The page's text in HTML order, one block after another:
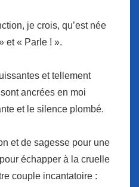
je crois, qu’est née
et « Parle ! ».
et tellement
ancrées en moi
et le silence plombé.
et de sagesse pour une
échapper à la cruelle
couple incantatoire :